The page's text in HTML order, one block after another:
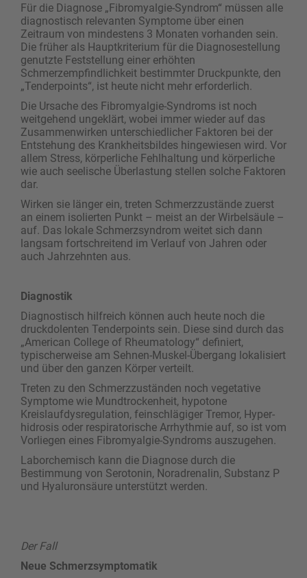
Für die Diagnose „Fibromyalgie-Syndrom“ müssen alle
diagnostisch relevanten Symptome über einen
Zeitraum von mindestens 3 Monaten vorhanden sein.
Die früher als Hauptkriterium für die Diagnosestellung
genutzte Feststellung einer erhöhten
Schmerzempfindlichkeit bestimmter Druckpunkte, den
„Tenderpoints“, ist heute nicht mehr erforderlich.
Die Ursache des Fibromyalgie-Syndroms ist noch
weitgehend ungeklärt, wobei immer wieder auf das
Zusammenwirken unterschiedlicher Faktoren bei der
Entstehung des Krankheitsbildes hingewiesen wird. Vor
allem Stress, körperliche Fehlhaltung und körperliche
wie auch seelische Überlastung stellen solche Faktoren
dar.
Wirken sie länger ein, treten Schmerzzustände zuerst
an einem isolierten Punkt – meist an der Wirbelsäule –
auf. Das lokale Schmerzsyndrom weitet sich dann
langsam fortschreitend im Verlauf von Jahren oder
auch Jahrzehnten aus.
Diagnostik
Diagnostisch hilfreich können auch heute noch die
druckdolenten Tenderpoints sein. Diese sind durch das
„American College of Rheumatology“ definiert,
typischerweise am Sehnen-Muskel-Übergang lokalisiert
und über den ganzen Körper verteilt.
Treten zu den Schmerzzuständen noch vegetative
Symptome wie Mundtrockenheit, hypotone
Kreislaufdysregulation, feinschlägiger Tremor, Hyper­
hidrosis oder respiratorische Arrhythmie auf, so ist vom
Vorliegen eines Fibromyalgie-Syndroms auszugehen.
Laborchemisch kann die Diagnose durch die
Bestimmung von Serotonin, Noradrenalin, Substanz P
und Hyaluronsäure unterstützt werden.
Der Fall
Neue Schmerzsymptomatik